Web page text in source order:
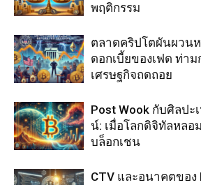
พฤติกรรม
ตลาดคริปโตผันผวน
ดอกเบี้ยของเฟด ท่า
เศรษฐกิจถดถอย
Post Wook กับศิลป
น์: เมื่อโลกดิจิทัลหลอ
บล็อกเชน
CTV และอนาคตของ